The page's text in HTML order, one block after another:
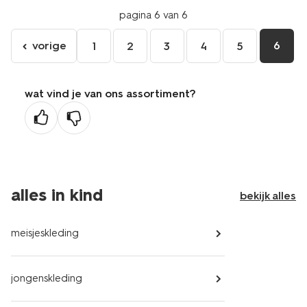
pagina 6 van 6
ga
naar
vorige
pagina
vorige 1 2 3 4 5 6
wat vind je van ons assortiment?
alles in kind bekijk alles
meisjeskleding
jongenskleding